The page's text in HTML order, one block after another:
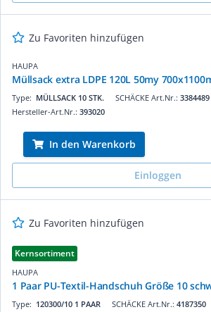
Zu Favoriten hinzufügen
HAUPA
Müllsack extra LDPE 120L 50my
SCHÄCKE Art.Nr.: 3384489
Type: MÜLLSACK 10 STK.
Hersteller-Art.Nr.: 393020
In den Warenkorb
Einloggen
Zu Favoriten hinzufügen
Kernsortiment
HAUPA
1 Paar PU-Textil-Handschuh Größe 10
SCHÄCKE Art.Nr.: 4187350
Type: 120300/10 1 PAAR